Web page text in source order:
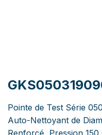
Pointe de Test Série
Auto-Nettoyant de
Renforcé, Pression